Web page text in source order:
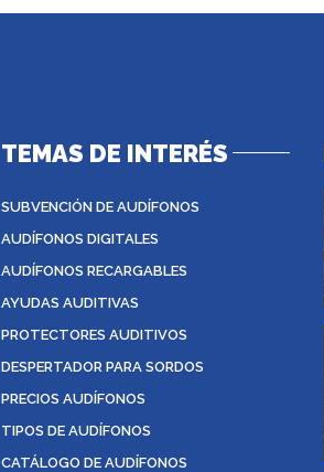
TEMAS DE INTERÉS
SUBVENCIÓN DE AUDÍFONOS
AUDÍFONOS DIGITALES
AUDÍFONOS RECARGABLES
AYUDAS AUDITIVAS
PROTECTORES AUDITIVOS
DESPERTADOR PARA SORDOS
PRECIOS AUDÍFONOS
TIPOS DE AUDÍFONOS
CATÁLOGO DE AUDÍFONOS